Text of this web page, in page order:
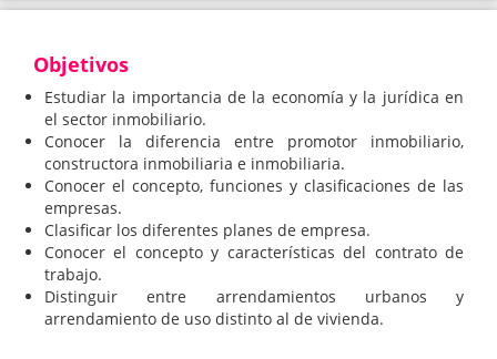
Objetivos
Estudiar la importancia de la economía y la jurídica en
el sector inmobiliario.
Conocer la diferencia entre promotor inmobiliario,
constructora inmobiliaria e inmobiliaria.
Conocer el concepto, funciones y clasificaciones de las
empresas.
Clasificar los diferentes planes de empresa.
Conocer el concepto y características del contrato de
trabajo.
Distinguir entre arrendamientos urbanos y
arrendamiento de uso distinto al de vivienda.